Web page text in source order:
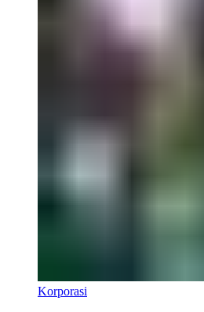
Korporasi